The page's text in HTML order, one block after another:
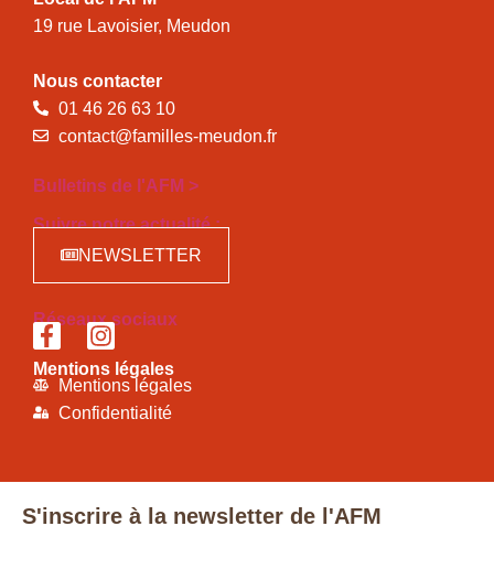
19 rue Lavoisier, Meudon
Nous contacter
01 46 26 63 10
contact@familles-meudon.fr
Bulletins de l'AFM >
Suivre notre actualité :
NEWSLETTER
Réseaux sociaux
Mentions légales
Mentions légales
Confidentialité
S'inscrire à la newsletter de l'AFM